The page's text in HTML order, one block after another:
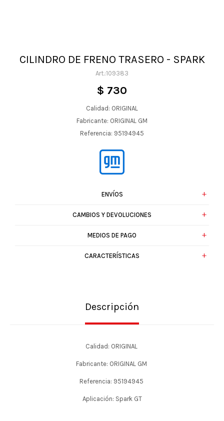
CILINDRO DE FRENO TRASERO - SPARK
109383
$ 730
Calidad: ORIGINAL
Fabricante: ORIGINAL GM
Referencia: 95194945
ENVÍOS
CAMBIOS Y DEVOLUCIONES
MEDIOS DE PAGO
CARACTERÍSTICAS
Descripción
Calidad: ORIGINAL
Fabricante: ORIGINAL GM
Referencia: 95194945
Aplicación: Spark GT